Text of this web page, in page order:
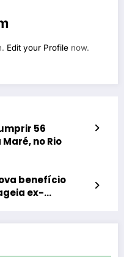
Edit your Profile now.
56
no Rio
benefício
ex-